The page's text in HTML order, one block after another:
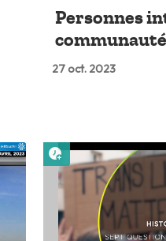
Personnes
27 oct. 2023
Lire plus tard